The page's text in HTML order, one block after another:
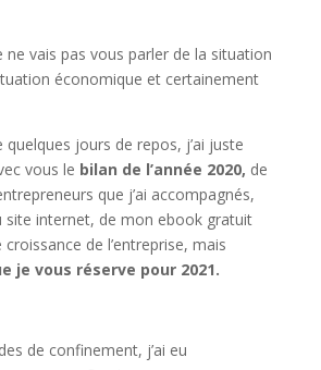
ne vais pas vous parler de la situation
économique et certainement
quelques jours de repos, j’ai juste
vous le bilan de l’année 2020, de
que j’ai accompagnés,
site internet, de mon ebook gratuit
de l’entreprise, mais
je vous réserve pour 2021.
de confinement, j’ai eu